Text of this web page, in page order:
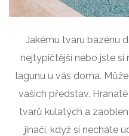
Jakému tvaru bazénu
nejtypičtější nebo jste
lagunu u vás doma.
vašich představ.
tvarů kulatých a
jinačí, když si necháte